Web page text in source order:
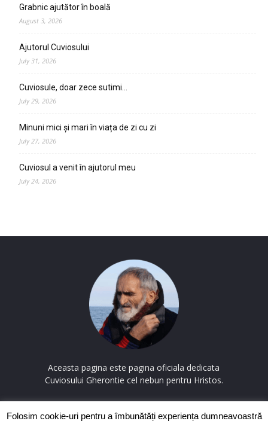
Grabnic ajutător în boală
August 3, 2026
Ajutorul Cuviosului
July 31, 2026
Cuviosule, doar zece sutimi…
July 29, 2026
Minuni mici și mari în viața de zi cu zi
July 27, 2026
Cuviosul a venit în ajutorul meu
July 24, 2026
Aceasta pagina este pagina oficiala dedicata
Cuviosului Gherontie cel nebun pentru Hristos.
Folosim cookie-uri pentru a îmbunătăți experiența dumneavoastră